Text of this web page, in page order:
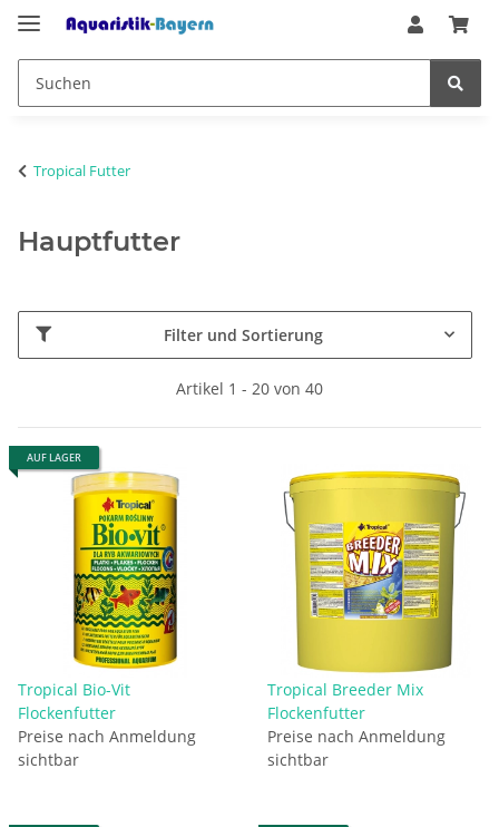
Tropical Futter
Hauptfutter
Filter und Sortierung
Artikel 1 - 20 von 40
AUF LAGER
Tropical Bio-Vit
Flockenfutter
Preise nach Anmeldung
sichtbar
Tropical Breeder Mix
Flockenfutter
Preise nach Anmeldung
sichtbar